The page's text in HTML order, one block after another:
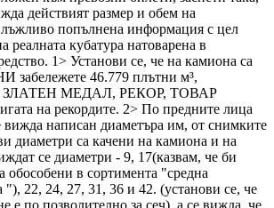
действият размер и обем на
лъжливо попълнена информация с цел
реалната кубатура натоварена в
1> Установи се, че на камиона са
46.779 плътни м³,
МЕДАЛ, РЕКОР, ТОВАР
на рекордите. 2> По предните лица
вижда написан диаметъра им, от снимките
диаметри са качени на камиона и на
се диаметри - 9, 17(казвам, че би
обособени в сортимента "средна
"), 22, 24, 27, 31, 36 и 42. (установи се, че